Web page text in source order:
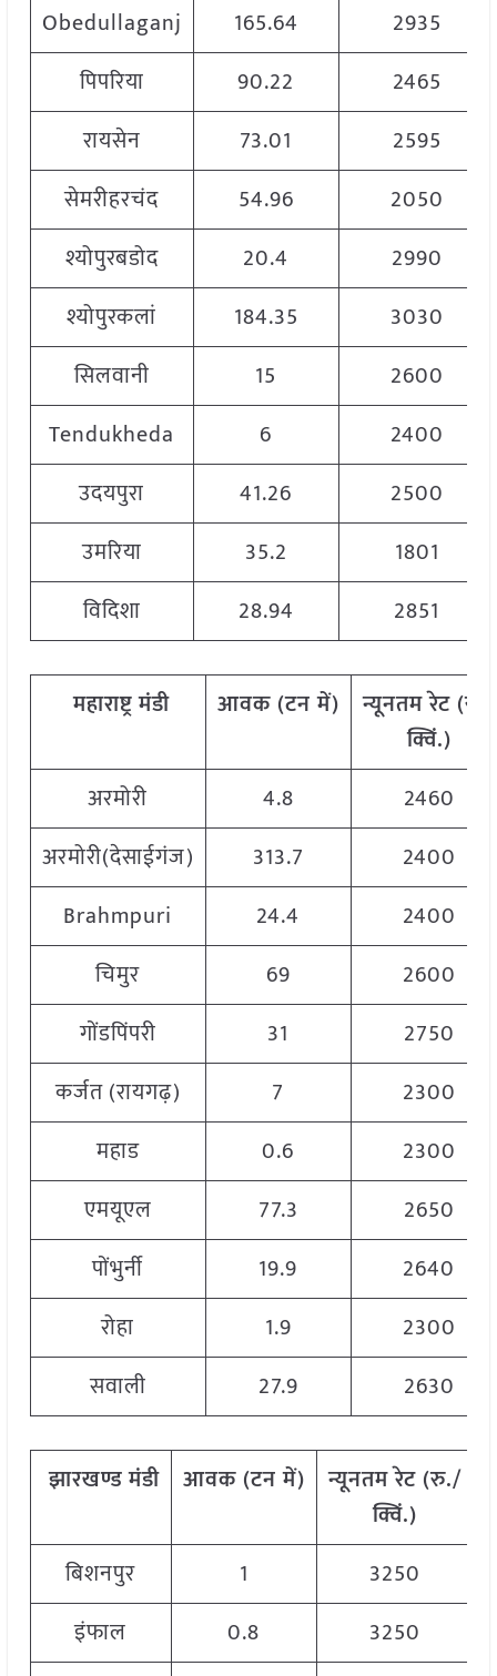
Obedullaganj
165.64
2935
पिपरिया
90.22
2465
रायसेन
73.01
2595
सेमरीहरचंद
54.96
2050
श्योपुरबडोद
20.4
2990
श्योपुरकलां
184.35
3030
सिलवानी
15
2600
Tendukheda
6
2400
उदयपुरा
41.26
2500
उमरिया
35.2
1801
विदिशा
28.94 2851
महाराष्ट्र मंडी आवक(टनमें) न्यूनतमरेट(रु./
क्विं.)
अरमोरी
4.8
2460
अरमोरी(देसाईगंज)
313.7
2400
Brahmpuri
24.4
2400
चिमुर
69
2600
गोंडपिंपरी
31
2750
कर्जत (रायगढ़)
7
2300
महाड
0.6
2300
एमयूएल
77.3
2650
पोंभुर्नी
19.9
2640
रोहा
1.9
2300
सवाली
27.9 2630
झारखण्डमंडी आवक(टनमें) न्यूनतमरेट(रु./
क्विं.)
बिशनपुर 1
3250
इंफाल
0.8
3250